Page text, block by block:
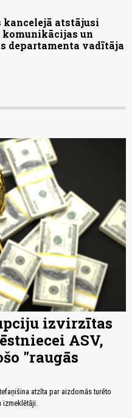
kancelejā atstājusi
komunikācijas un
departamenta vadītāja
izvirzītas
ASV,
"raugās
atzīta par aizdomās turēto
izmeklētāji.